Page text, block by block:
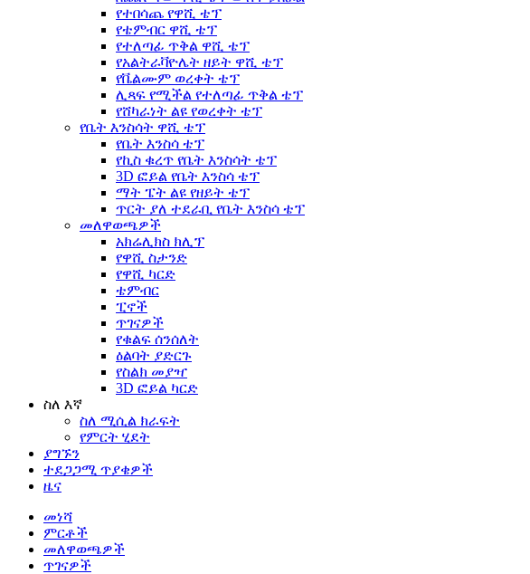
የተበሳጨ የዋሺ ቴፕ
የቴምብር ዋሺ ቴፕ
የተለጣፊ ጥቅል ዋሺ ቴፕ
የአልትራቫዮሌት ዘይት ዋሺ ቴፕ
የቬልሙም ወረቀት ቴፕ
ሊጻፍ የሚችል የተለጣፊ ጥቅል ቴፕ
የሸካራነት ልዩ የወረቀት ቴፕ
የቤት እንስሳት ዋሺ ቴፕ
የቤት እንስሳ ቴፕ
የኪስ ቁረጥ የቤት እንስሳት ቴፕ
3D ፎይል የቤት እንስሳ ቴፕ
ማት ፔት ልዩ የዘይት ቴፕ
ጥርት ያለ ተደራቢ የቤት እንስሳ ቴፕ
መለዋወጫዎች
አክሬሊክስ ክሊፕ
የዋሺ ስታንድ
የዋሺ ካርድ
ቴምብር
ፒኖች
ጥገናዎች
የቁልፍ ሰንሰለት
ዕልባት ያድርጉ
የስልክ መያዣ
3D ፎይል ካርድ
ስለ እኛ
ስለ ሚሲል ክራፍት
የምርት ሂደት
ያግኙን
ተደጋጋሚ ጥያቄዎች
ዜና
መነሻ
ምርቶች
መለዋወጫዎች
ጥገናዎች